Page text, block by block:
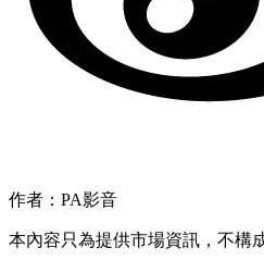
作者：PA影音
本內容只為提供市場資訊，不構